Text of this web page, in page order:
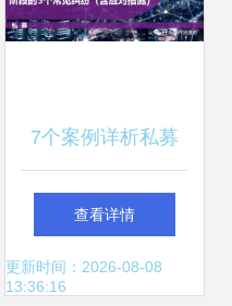
7个案例详析私募
基金投资管理阶段
5大常见纠纷及应
查看详情
更新时间：2026-08-08
13:36:16